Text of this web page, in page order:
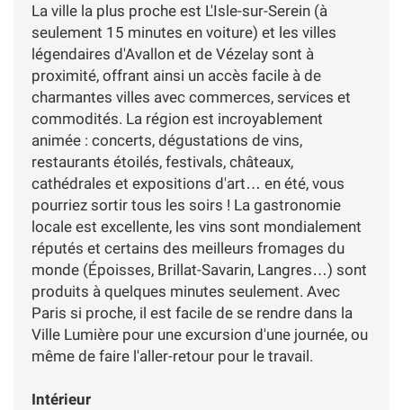
La ville la plus proche est L'Isle-sur-Serein (à
seulement 15 minutes en voiture) et les villes
légendaires d'Avallon et de Vézelay sont à
proximité, offrant ainsi un accès facile à de
charmantes villes avec commerces, services et
commodités. La région est incroyablement
animée : concerts, dégustations de vins,
restaurants étoilés, festivals, châteaux,
cathédrales et expositions d'art… en été, vous
pourriez sortir tous les soirs ! La gastronomie
locale est excellente, les vins sont mondialement
réputés et certains des meilleurs fromages du
monde (Époisses, Brillat-Savarin, Langres…) sont
produits à quelques minutes seulement. Avec
Paris si proche, il est facile de se rendre dans la
Ville Lumière pour une excursion d'une journée, ou
même de faire l'aller-retour pour le travail.
Intérieur